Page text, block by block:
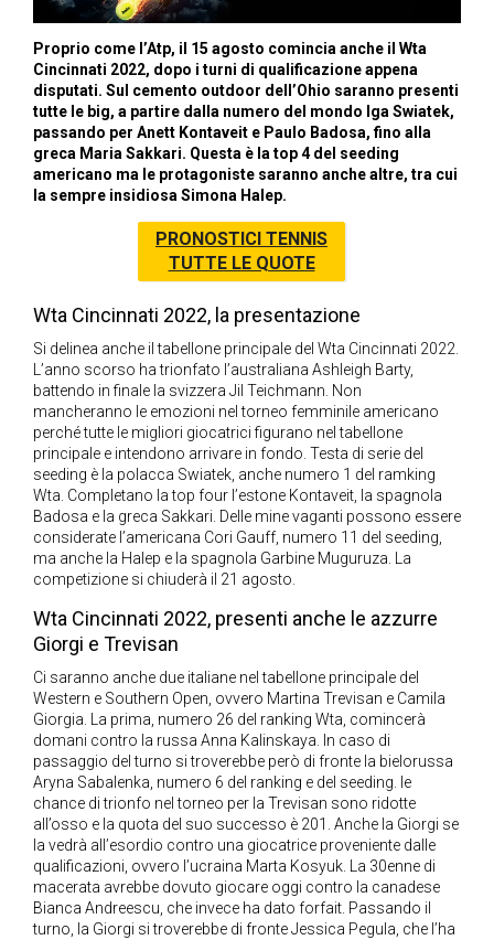
Proprio come l’Atp, il 15 agosto comincia anche il Wta
Cincinnati 2022, dopo i turni di qualificazione appena
disputati. Sul cemento outdoor dell’Ohio saranno presenti
tutte le big, a partire dalla numero del mondo Iga Swiatek,
passando per Anett Kontaveit e Paulo Badosa, fino alla
greca Maria Sakkari. Questa è la top 4 del seeding
americano ma le protagoniste saranno anche altre, tra cui
la sempre insidiosa Simona Halep.
PRONOSTICI TENNIS
TUTTE LE QUOTE
Wta Cincinnati 2022, la presentazione
Si delinea anche il tabellone principale del Wta Cincinnati 2022.
L’anno scorso ha trionfato l’australiana Ashleigh Barty,
battendo in finale la svizzera Jil Teichmann. Non
mancheranno le emozioni nel torneo femminile americano
perché tutte le migliori giocatrici figurano nel tabellone
principale e intendono arrivare in fondo. Testa di serie del
seeding è la polacca Swiatek, anche numero 1 del ramking
Wta. Completano la top four l’estone Kontaveit, la spagnola
Badosa e la greca Sakkari. Delle mine vaganti possono essere
considerate l’americana Cori Gauff, numero 11 del seeding,
ma anche la Halep e la spagnola Garbine Muguruza. La
competizione si chiuderà il 21 agosto.
Wta Cincinnati 2022, presenti anche le azzurre
Giorgi e Trevisan
Ci saranno anche due italiane nel tabellone principale del
Western e Southern Open, ovvero Martina Trevisan e Camila
Giorgia. La prima, numero 26 del ranking Wta, comincerà
domani contro la russa Anna Kalinskaya. In caso di
passaggio del turno si troverebbe però di fronte la bielorussa
Aryna Sabalenka, numero 6 del ranking e del seeding. le
chance di trionfo nel torneo per la Trevisan sono ridotte
all’osso e la quota del suo successo è 201. Anche la Giorgi se
la vedrà all’esordio contro una giocatrice proveniente dalle
qualificazioni, ovvero l’ucraina Marta Kosyuk. La 30enne di
macerata avrebbe dovuto giocare oggi contro la canadese
Bianca Andreescu, che invece ha dato forfait. Passando il
turno, la Giorgi si troverebbe di fronte Jessica Pegula, che l’ha